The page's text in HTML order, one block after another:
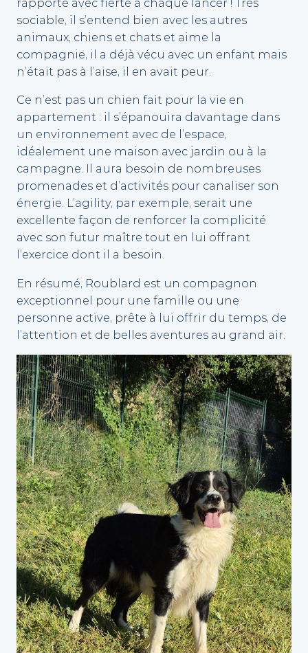
rapporte avec fierté à chaque lancer ! Très
sociable, il s’entend bien avec les autres
animaux, chiens et chats et aime la
compagnie, il a déjà vécu avec un enfant mais
n’était pas à l’aise, il en avait peur.
Ce n’est pas un chien fait pour la vie en
appartement : il s’épanouira davantage dans
un environnement avec de l’espace,
idéalement une maison avec jardin ou à la
campagne. Il aura besoin de nombreuses
promenades et d’activités pour canaliser son
énergie. L’agility, par exemple, serait une
excellente façon de renforcer la complicité
avec son futur maître tout en lui offrant
l’exercice dont il a besoin.
En résumé, Roublard est un compagnon
exceptionnel pour une famille ou une
personne active, prête à lui offrir du temps, de
l’attention et de belles aventures au grand air.